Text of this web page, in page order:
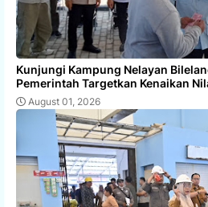
Kunjungi Kampung Nelayan
Pemerintah Targetkan Kenaikan
August 01, 2026